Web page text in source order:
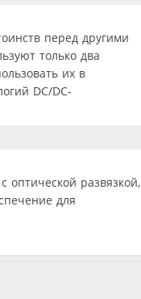
перед другими
только два
их в
DC/DC-
оптической развязкой,
для